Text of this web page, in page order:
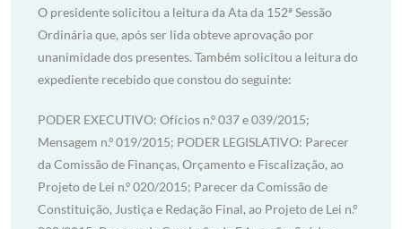
O presidente solicitou a leitura da Ata da 152ª Sessão
Ordinária que, após ser lida obteve aprovação por
unanimidade dos presentes. Também solicitou a leitura do
expediente recebido que constou do seguinte:
PODER EXECUTIVO: Ofícios n.º 037 e 039/2015;
Mensagem n.º 019/2015; PODER LEGISLATIVO: Parecer
da Comissão de Finanças, Orçamento e Fiscalização, ao
Projeto de Lei n.º 020/2015; Parecer da Comissão de
Constituição, Justiça e Redação Final, ao Projeto de Lei n.º